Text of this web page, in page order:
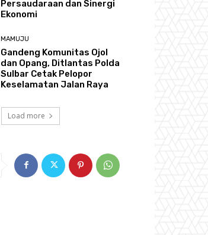
Persaudaraan dan Sinergi
Ekonomi
MAMUJU
Gandeng Komunitas Ojol
dan Opang, Ditlantas Polda
Sulbar Cetak Pelopor
Keselamatan Jalan Raya
Load more